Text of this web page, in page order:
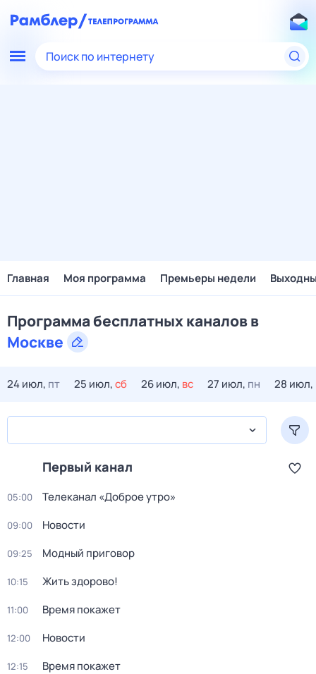
Поиск по интернету
Главная Моя программа Премьеры недели
Программа бесплатных каналов в
Москве
24 июл, пт 25 июл,сб 26 июл, вс 27 июл, пн 28 июл,
Первый канал
05:00 Телеканал «Доброе утро»
09:00 Новости
09:25 Модный приговор
10:15 Жить здорово!
11:00 Время покажет
12:00 Новости
12:15 Время покажет